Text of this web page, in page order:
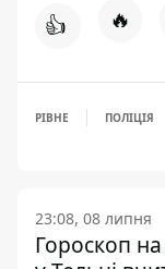
👍 🔥
РІВНЕ ПОЛІЦІЯ
23:08, 08 липня
Гороскоп